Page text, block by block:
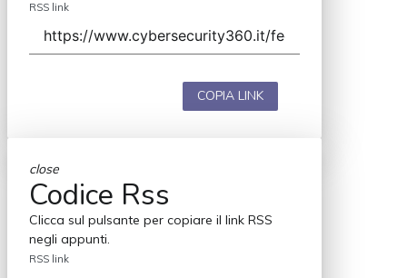
RSS link
COPIA LINK
close
Codice Rss
Clicca sul pulsante per copiare il link RSS
negli appunti.
RSS link